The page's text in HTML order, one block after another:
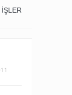
Tarladan Çatala